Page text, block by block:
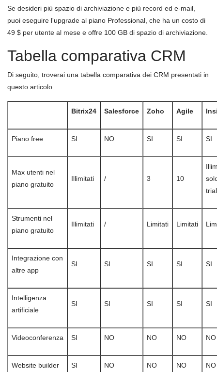
Se desideri più spazio di archiviazione e più record ed e-mail,
puoi eseguire l'upgrade al piano Professional, che ha un costo di
49 $ per utente al mese e offre 100 GB di spazio di archiviazione.
Tabella comparativa CRM
Di seguito, troverai una tabella comparativa dei CRM presentati in
questo articolo.
Bitrix24 Salesforce Zoho Agile
Piano free SI NO SI SI SI
Max utenti nel
piano gratuito
Illimitati / 3 10
trial
Strumenti nel
piano gratuito
Illimitati / Limitati Limitati
Integrazione con
altre app
SI SI SI SI SI
Intelligenza
artificiale
SI SI SI SI SI
Videoconferenza SI NO NO NO NO
Website builder SI NO NO NO NO